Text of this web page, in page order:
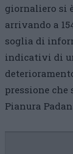
giornaliero si
arrivando a
soglia di
indicativi di
pressione
Pianura